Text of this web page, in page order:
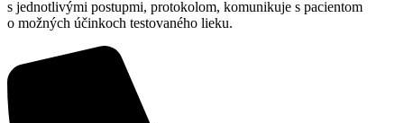
s jednotlivými postupmi, protokolom, komunikuje s pacientom
o možných účinkoch testovaného lieku.